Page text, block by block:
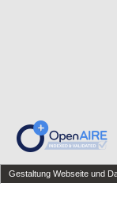
Gestaltung Webseite und